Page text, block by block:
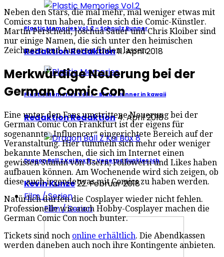
Plastic Memories Vol. 2 – Schnulz Runner
Redaktion Redaktion11. April 2018
Plastic Memories Vol. 1 – Blade Runner in kawaii
Redaktion Redaktion 4. April 2018
Dragon Ball Z Kai Box 8 – Vegetas dunkles Ich
Kevin Kunze22. Februar 2018
Film / Serien
Film / Serien
Neben den Stars, die mal mehr, mal weniger etwas mit
Comics zu tun haben, finden sich die Comic-Künstler.
Martin Perscheid, Joschua Sauer und Chris Kloiber sind
nur einige Namen, die sich unter den heimischen
Zeichnern und Autoren finden lassen.
Merkwürdige Neuerung bei der
German Comic Con
Eine unter den Fans umstrittene Neuerung bei der
German Comic Con Frankfurt ist der eigens für
sogenannte „Influencer“ eingerichtete Bereich auf der
Veranstaltung. Hier tummeln sich mehr oder weniger
bekannte Menschen, die sich im Internet einen
gewissen Stamm von Usern, Followern und Likes haben
aufbauen können. Am Wochenende wird sich zeigen, ob
diese auch irgendetwas mit Comics zu haben werden.
Natürlich dürfen die Cosplayer wieder nicht fehlen.
Professionelle wie auch Hobby-Cosplayer machen die
German Comic Con noch bunter.
Tickets sind noch online erhältlich. Die Abendkassen
werden daneben auch noch ihre Kontingente anbieten.